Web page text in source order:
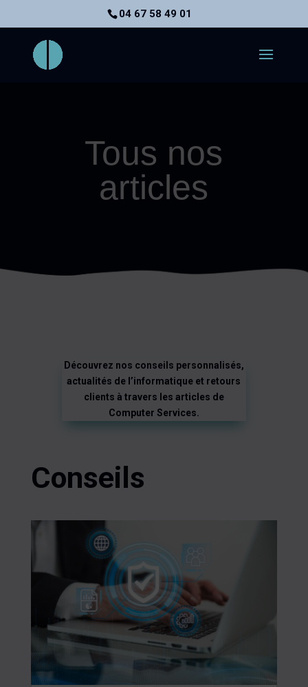
04 67 58 49 01
Tous nos
articles
Découvrez nos conseils personnalisés,
actualités de l’informatique et retours
clients à travers les articles de
Computer Services.
Conseils